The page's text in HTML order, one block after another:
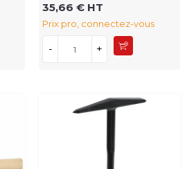
35,66 € HT
Prix pro, connectez-vous
- +